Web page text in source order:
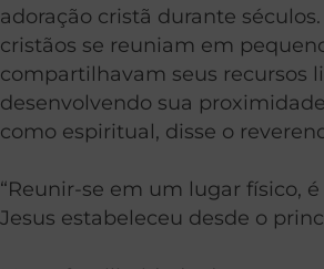
adoração cristã durante
cristãos se reuniam em
compartilhavam seus recursos
desenvolvendo sua
como espiritual, disse o
“Reunir-se em um lugar físico,
Jesus estabeleceu desde o